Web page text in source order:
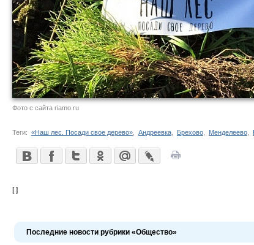
Фото с сайта riamo.ru
Теги: «Наш лес. Посади свое дерево» Андреевка Брехово Менделеево
[ ]
Последние новости рубрики «Общество»